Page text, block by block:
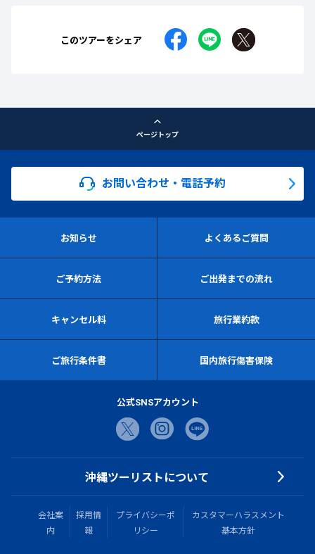
このツアーをシェア
ページトップ
お問い合わせ・電話予約
お知らせ よくあるご質問
ご予約方法 ご出発までの流れ
キャンセル料 旅行業約款
ご旅行条件書 国内旅行傷害保険
公式SNSアカウント
沖縄ツーリストについて
会社案
内
採用情
報
プライバシーポ
リシー
カスタマーハラスメント
基本方針